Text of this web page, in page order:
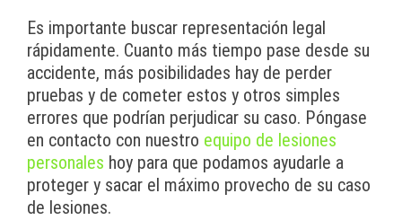
Es importante buscar representación legal
rápidamente. Cuanto más tiempo pase desde su
accidente, más posibilidades hay de perder
pruebas y de cometer estos y otros simples
errores que podrían perjudicar su caso. Póngase
en contacto con nuestro equipo de lesiones
personales hoy para que podamos ayudarle a
proteger y sacar el máximo provecho de su caso
de lesiones.